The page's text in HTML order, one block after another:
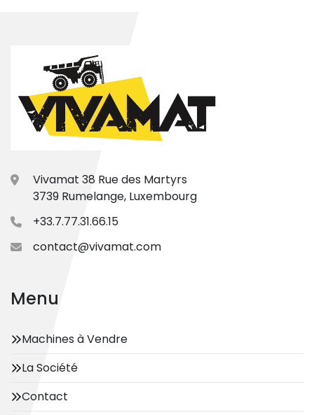
Vivamat 38 Rue des Martyrs
3739 Rumelange, Luxembourg
+33.7.77.31.66.15
contact@vivamat.com
Menu
Machines à Vendre
La Société
Contact